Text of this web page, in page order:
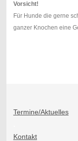
Vorsicht!
Für Hunde die gerne
ganzer Knochen eine
Termine/Aktuelles
Kontakt